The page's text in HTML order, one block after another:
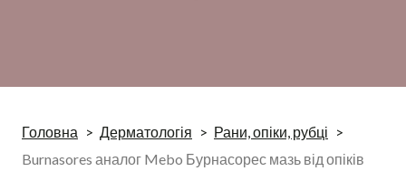
Головна Дерматологія
Рани, опіки, рубці
Burnasores аналог Mebo Бурнасорес мазь від опіків